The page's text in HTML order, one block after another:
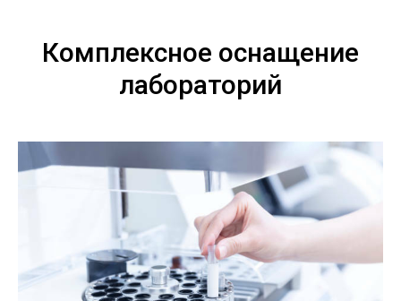
Комплексное оснащение
лабораторий